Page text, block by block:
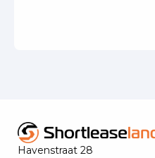
Havenstraat 28